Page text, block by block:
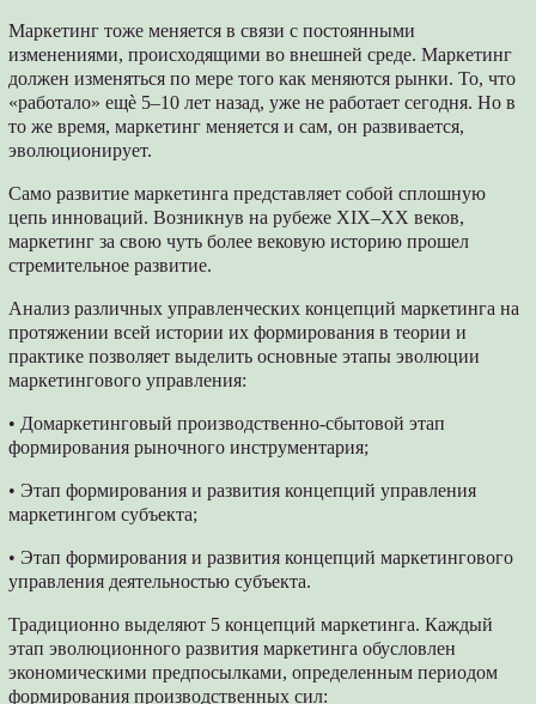
Маркетинг тоже меняется в связи с постоянными
изменениями, происходящими во внешней среде. Маркетинг
должен изменяться по мере того как меняются рынки. То, что
«работало» ещѐ 5–10 лет назад, уже не работает сегодня. Но в
то же время, маркетинг меняется и сам, он развивается,
эволюционирует.
Само развитие маркетинга представляет собой сплошную
цепь инноваций. Возникнув на рубеже XIX–XX веков,
маркетинг за свою чуть более вековую историю прошел
стремительное развитие.
Анализ различных управленческих концепций маркетинга на
протяжении всей истории их формирования в теории и
практике позволяет выделить основные этапы эволюции
маркетингового управления:
• Домаркетинговый производственно-сбытовой этап
формирования рыночного инструментария;
• Этап формирования и развития концепций управления
маркетингом субъекта;
• Этап формирования и развития концепций маркетингового
управления деятельностью субъекта.
Традиционно выделяют 5 концепций маркетинга. Каждый
этап эволюционного развития маркетинга обусловлен
экономическими предпосылками, определенным периодом
формирования производственных сил: